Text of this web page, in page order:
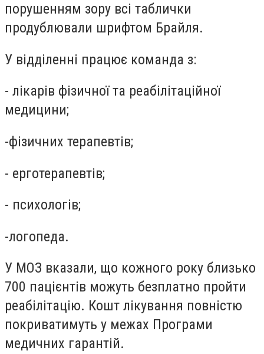
порушенням зору всі таблички
продублювали шрифтом Брайля.
У відділенні працює команда з:
- лікарів фізичної та реабілітаційної
медицини;
-фізичних терапевтів;
- ерготерапевтів;
- психологів;
-логопеда.
У МОЗ вказали, що кожного року близько
700 пацієнтів можуть безплатно пройти
реабілітацію. Кошт лікування повністю
покриватимуть у межах Програми
медичних гарантій.